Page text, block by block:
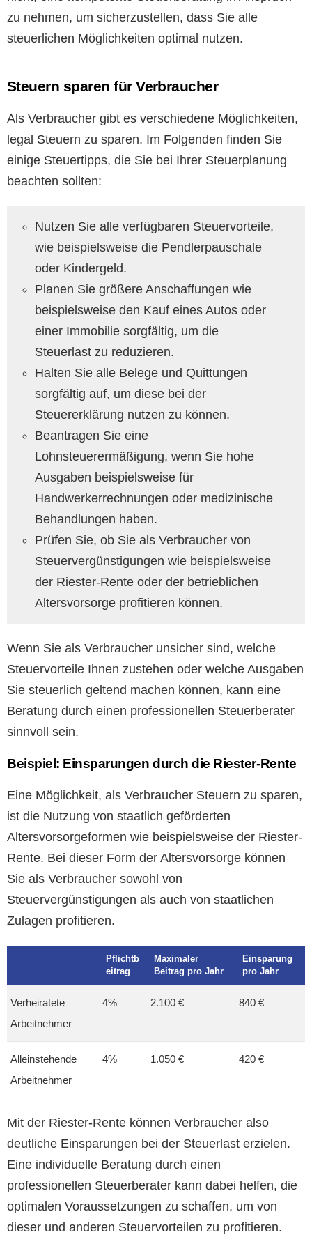
zu nehmen, um sicherzustellen, dass Sie alle
steuerlichen Möglichkeiten optimal nutzen.
Steuern sparen für Verbraucher
Als Verbraucher gibt es verschiedene Möglichkeiten,
legal Steuern zu sparen. Im Folgenden finden Sie
einige Steuertipps, die Sie bei Ihrer Steuerplanung
beachten sollten:
Nutzen Sie alle verfügbaren Steuervorteile,
wie beispielsweise die Pendlerpauschale
oder Kindergeld.
Planen Sie größere Anschaffungen wie
beispielsweise den Kauf eines Autos oder
einer Immobilie sorgfältig, um die
Steuerlast zu reduzieren.
Halten Sie alle Belege und Quittungen
sorgfältig auf, um diese bei der
Steuererklärung nutzen zu können.
Beantragen Sie eine
Lohnsteuerermäßigung, wenn Sie hohe
Ausgaben beispielsweise für
Handwerkerrechnungen oder medizinische
Behandlungen haben.
Prüfen Sie, ob Sie als Verbraucher von
Steuervergünstigungen wie beispielsweise
der Riester-Rente oder der betrieblichen
Altersvorsorge profitieren können.
Wenn Sie als Verbraucher unsicher sind, welche
Steuervorteile Ihnen zustehen oder welche Ausgaben
Sie steuerlich geltend machen können, kann eine
Beratung durch einen professionellen Steuerberater
sinnvoll sein.
Beispiel: Einsparungen durch die Riester-Rente
Eine Möglichkeit, als Verbraucher Steuern zu sparen,
ist die Nutzung von staatlich geförderten
Altersvorsorgeformen wie beispielsweise der Riester-
Rente. Bei dieser Form der Altersvorsorge können
Sie als Verbraucher sowohl von
Steuervergünstigungen als auch von staatlichen
Zulagen profitieren.
Pflichtb
eitrag
Maximaler
Beitrag pro Jahr
Einsparung
pro Jahr
Verheiratete
Arbeitnehmer
4% 2.100 € 840 €
Alleinstehende
Arbeitnehmer
4% 1.050 € 420 €
Mit der Riester-Rente können Verbraucher also
deutliche Einsparungen bei der Steuerlast erzielen.
Eine individuelle Beratung durch einen
professionellen Steuerberater kann dabei helfen, die
optimalen Voraussetzungen zu schaffen, um von
dieser und anderen Steuervorteilen zu profitieren.